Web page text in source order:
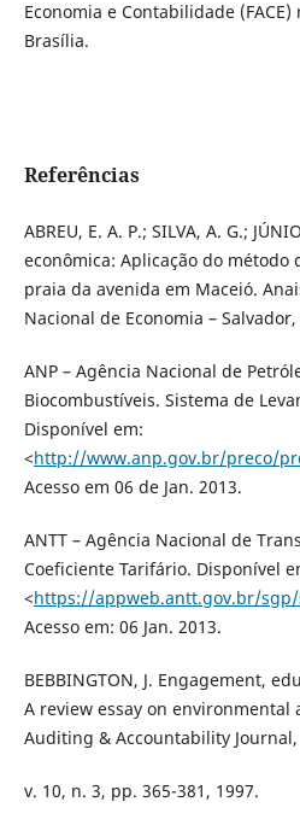
Economia e Contabilidade
Brasília.
Referências
ABREU, E. A. P.; SILVA, A. G.;
econômica: Aplicação do método
praia da avenida em Maceió.
Nacional de Economia –
ANP – Agência Nacional de
Biocombustíveis. Sistema de
Disponível em:
<http://www.anp.gov.br/preco/
Acesso em 06 de Jan. 2013.
ANTT – Agência Nacional de
Coeficiente Tarifário. Disponível
<https://appweb.antt.gov.br/
Acesso em: 06 Jan. 2013.
BEBBINGTON, J. Engagement,
A review essay on
Auditing & Accountability Journal,
v. 10, n. 3, pp. 365-381, 1997.